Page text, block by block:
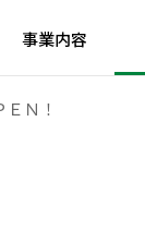
事業内容
Ｎ！